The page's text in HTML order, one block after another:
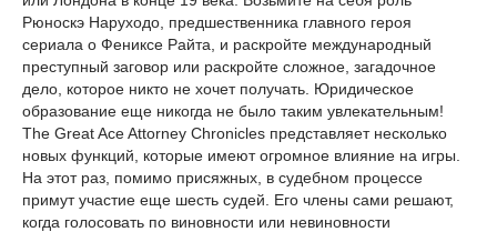
Рюноскэ Наруходо, предшественника главного героя
сериала о Фениксе Райта, и раскройте международный
преступный заговор или раскройте сложное, загадочное
дело, которое никто не хочет получать. Юридическое
образование еще никогда не было таким увлекательным!
The Great Ace Attorney Chronicles представляет несколько
новых функций, которые имеют огромное влияние на игры.
На этот раз, помимо присяжных, в судебном процессе
примут участие еще шесть судей. Его члены сами решают,
когда голосовать по виновности или невиновности